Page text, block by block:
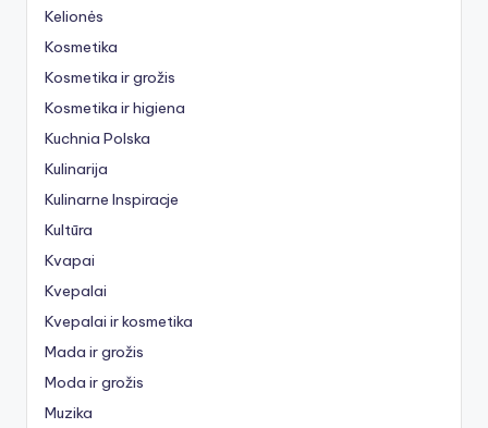
Kelionės
Kosmetika
Kosmetika ir grožis
Kosmetika ir higiena
Kuchnia Polska
Kulinarija
Kulinarne Inspiracje
Kultūra
Kvapai
Kvepalai
Kvepalai ir kosmetika
Mada ir grožis
Moda ir grožis
Muzika